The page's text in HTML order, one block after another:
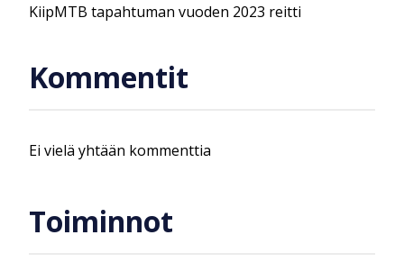
KiipMTB tapahtuman vuoden 2023 reitti
Kommentit
Ei vielä yhtään kommenttia
Toiminnot